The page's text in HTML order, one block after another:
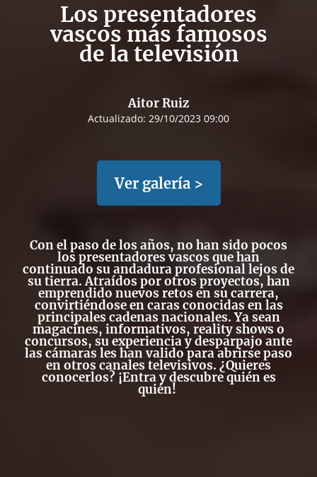
Los presentadores
vascos más famosos
de la televisión
Aitor Ruiz
Actualizado: 29/10/2023 09:00
Ver galería >
Con el paso de los años, no han sido pocos
los presentadores vascos que han
continuado su andadura profesional lejos de
su tierra. Atraídos por otros proyectos, han
emprendido nuevos retos en su carrera,
convirtiéndose en caras conocidas en las
principales cadenas nacionales. Ya sean
magacines, informativos, reality shows o
concursos, su experiencia y desparpajo ante
las cámaras les han valido para abrirse paso
en otros canales televisivos. ¿Quieres
conocerlos? ¡Entra y descubre quién es
quién!